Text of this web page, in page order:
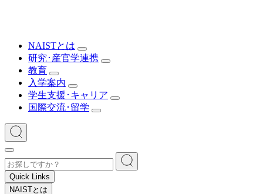
NAISTとは
研究･産官学連携
教育
入学案内
学生支援･キャリア
国際交流･留学
Quick Links
NAISTとは